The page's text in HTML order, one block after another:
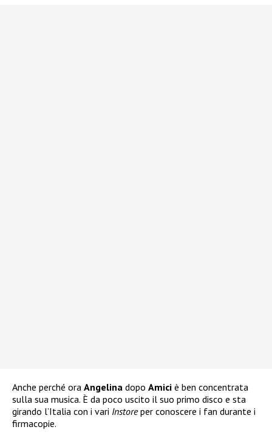
Anche perché ora Angelina dopo Amici è ben concentrata
sulla sua musica. È da poco uscito il suo primo disco e sta
girando l’Italia con i vari Instoreper conoscere i fan durante i
firmacopie.